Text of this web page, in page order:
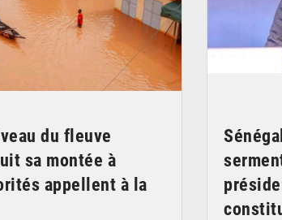
du fleuve
sa montée à
appellent à la